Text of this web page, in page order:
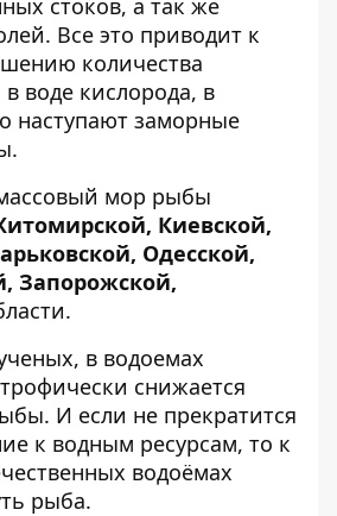
стоков, а так же
Все это приводит к
количества
воде кислорода, в
наступают заморные
мор рыбы
Киевской,
Одесской,
Запорожской,
в водоемах
снижается
И если не прекратится
к водным ресурсам, то к
водоёмах
рыба.